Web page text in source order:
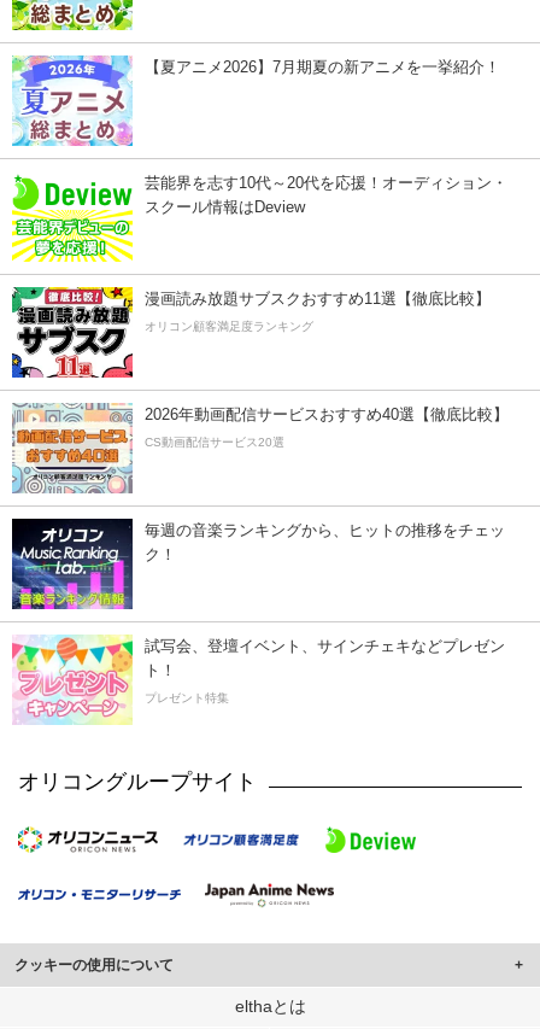
【夏アニメ2026】7月期夏の新アニメを一挙紹介！
芸能界を志す10代～20代を応援！オーディション・
スクール情報はDeview
漫画読み放題サブスクおすすめ11選【徹底比較】
オリコン顧客満足度ランキング
2026年動画配信サービスおすすめ40選【徹底比較】
CS動画配信サービス20選
毎週の音楽ランキングから、ヒットの推移をチェッ
ク！
試写会、登壇イベント、サインチェキなどプレゼン
ト！
プレゼント特集
オリコングループサイト
クッキーの使用について
このサイトでは Cookie を使用して、ユーザーに合わせたコンテンツや広告の
elthaとは